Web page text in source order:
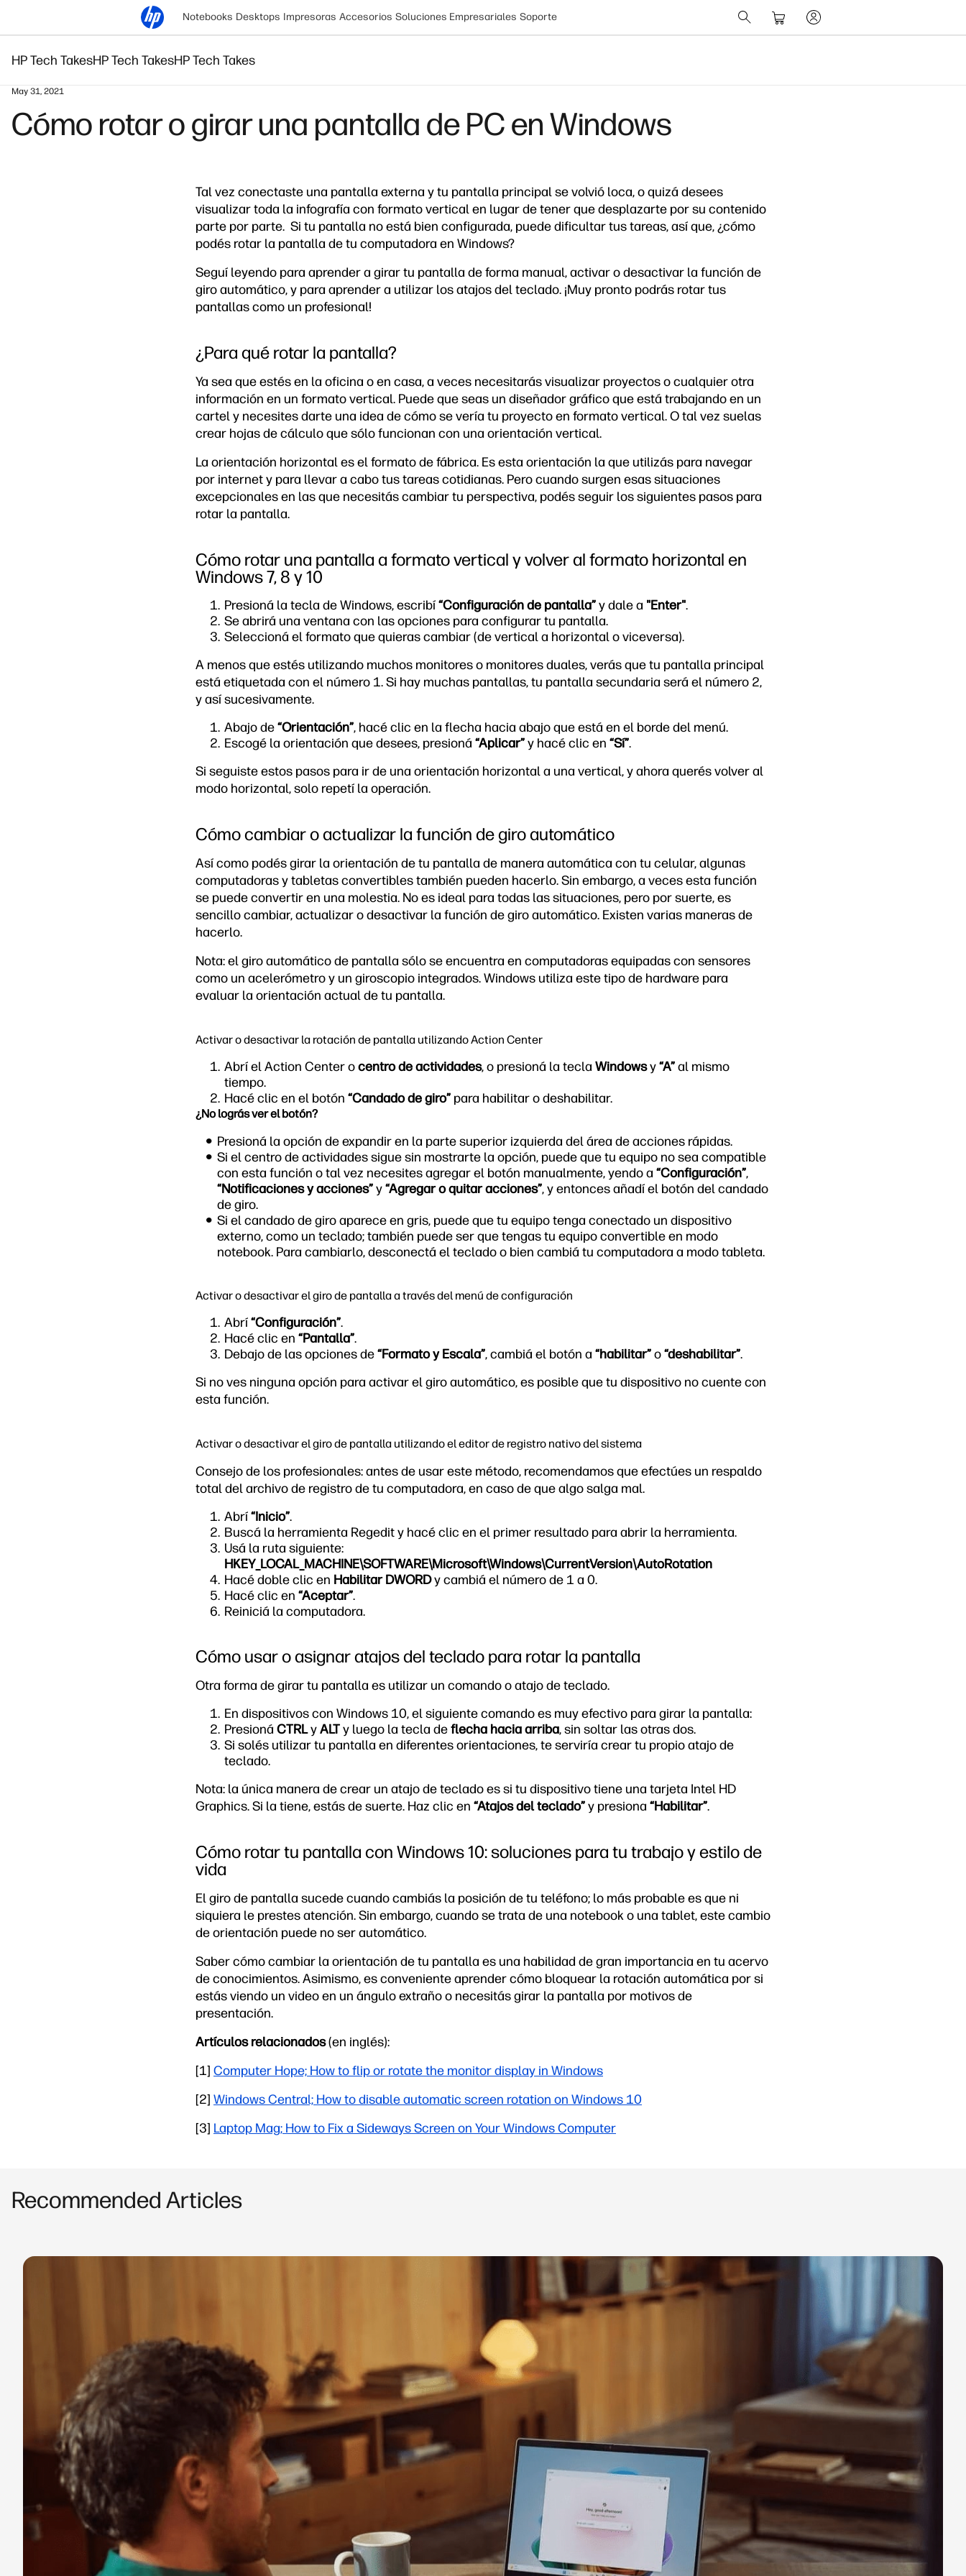
Notebooks Desktops Impresoras Accesorios Soluciones Empresariales Soporte
HP Tech TakesHP Tech TakesHP Tech Takes
May 31, 2021
Cómo rotar o girar una pantalla de PC en Windows
Tal vez conectaste una pantalla externa y tu pantalla principal se volvió loca, o quizá desees
visualizar toda la infografía con formato vertical en lugar de tener que desplazarte por su contenido
parte por parte. Si tu pantalla no está bien configurada, puede dificultar tus tareas, así que, ¿cómo
podés rotar la pantalla de tu computadora en Windows?
Seguí leyendo para aprender a girar tu pantalla de forma manual, activar o desactivar la función de
giro automático, y para aprender a utilizar los atajos del teclado. ¡Muy pronto podrás rotar tus
pantallas como un profesional!
¿Para qué rotar la pantalla?
Ya sea que estés en la oficina o en casa, a veces necesitarás visualizar proyectos o cualquier otra
información en un formato vertical. Puede que seas un diseñador gráfico que está trabajando en un
cartel y necesites darte una idea de cómo se vería tu proyecto en formato vertical. O tal vez suelas
crear hojas de cálculo que sólo funcionan con una orientación vertical.
La orientación horizontal es el formato de fábrica. Es esta orientación la que utilizás para navegar
por internet y para llevar a cabo tus tareas cotidianas. Pero cuando surgen esas situaciones
excepcionales en las que necesitás cambiar tu perspectiva, podés seguir los siguientes pasos para
rotar la pantalla.
Cómo rotar una pantalla a formato vertical y volver al formato horizontal en
Windows 7, 8 y 10
Presioná la tecla de Windows, escribí“Configuración de pantalla”y dale a "Enter".
Se abrirá una ventana con las opciones para configurar tu pantalla.
Seleccioná el formato que quieras cambiar (de vertical a horizontal o viceversa).
A menos que estés utilizando muchos monitores o monitores duales, verás que tu pantalla principal
está etiquetada con el número 1. Si hay muchas pantallas, tu pantalla secundaria será el número 2,
y así sucesivamente.
Abajo de“Orientación”, hacé clic en la flecha hacia abajo que está en el borde del menú.
Escogé la orientación que desees, presioná “Aplicar”y hacé clic en “Sí”.
Si seguiste estos pasos para ir de una orientación horizontal a una vertical, y ahora querés volver al
modo horizontal, solo repetí la operación.
Cómo cambiar o actualizar la función de giro automático
Así como podés girar la orientación de tu pantalla de manera automática con tu celular, algunas
computadoras y tabletas convertibles también pueden hacerlo. Sin embargo, a veces esta función
se puede convertir en una molestia. No es ideal para todas las situaciones, pero por suerte, es
sencillo cambiar, actualizar o desactivar la función de giro automático. Existen varias maneras de
hacerlo.
Nota: el giro automático de pantalla sólo se encuentra en computadoras equipadas con sensores
como un acelerómetro y un giroscopio integrados. Windows utiliza este tipo de hardware para
evaluar la orientación actual de tu pantalla.
Activar o desactivar la rotación de pantalla utilizando Action Center
Abrí el Action Center ocentro de actividades, o presioná la tecla Windowsy“A”al mismo
tiempo.
Hacé clic en el botón “Candado de giro” para habilitar o deshabilitar.
¿No lográs ver el botón?
Presioná la opción de expandir en la parte superior izquierda del área de acciones rápidas.
Si el centro de actividades sigue sin mostrarte la opción, puede que tu equipo no sea compatible
con esta función o tal vez necesites agregar el botón manualmente, yendo a “Configuración”,
“Notificaciones y acciones”y“Agregar o quitar acciones”, y entonces añadí el botón del candado
de giro.
Si el candado de giro aparece en gris, puede que tu equipo tenga conectado un dispositivo
externo, como un teclado; también puede ser que tengas tu equipo convertible en modo
notebook. Para cambiarlo, desconectá el teclado o bien cambiá tu computadora a modo tableta.
Activar o desactivar el giro de pantalla a través del menú de configuración
Abrí“Configuración”.
Hacé clic en “Pantalla”.
Debajo de las opciones de“Formato y Escala”, cambiá el botón a “habilitar”o“deshabilitar”.
Si no ves ninguna opción para activar el giro automático, es posible que tu dispositivo no cuente con
esta función.
Activar o desactivar el giro de pantalla utilizando el editor de registro nativo del sistema
Consejo de los profesionales: antes de usar este método, recomendamos que efectúes un respaldo
total del archivo de registro de tu computadora, en caso de que algo salga mal.
Abrí“Inicio”.
Buscá la herramienta Regedit y hacé clic en el primer resultado para abrir la herramienta.
Usá la ruta siguiente:
HKEY_LOCAL_MACHINE\SOFTWARE\Microsoft\Windows\CurrentVersion\AutoRotation
Hacé doble clic en Habilitar DWORDy cambiá el número de 1 a 0.
Hacé clic en “Aceptar”.
Reiniciá la computadora.
Cómo usar o asignar atajos del teclado para rotar la pantalla
Otra forma de girar tu pantalla es utilizar un comando o atajo de teclado.
En dispositivos con Windows 10, el siguiente comando es muy efectivo para girar la pantalla:
Presioná CTRLyALTy luego la tecla deflecha hacia arriba, sin soltar las otras dos.
Si solés utilizar tu pantalla en diferentes orientaciones, te serviría crear tu propio atajo de
teclado.
Nota: la única manera de crear un atajo de teclado es si tu dispositivo tiene una tarjeta Intel HD
Graphics. Si la tiene, estás de suerte. Haz clic en “Atajos del teclado”y presiona “Habilitar”.
Cómo rotar tu pantalla con Windows 10: soluciones para tu trabajo y estilo de
vida
El giro de pantalla sucede cuando cambiás la posición de tu teléfono; lo más probable es que ni
siquiera le prestes atención. Sin embargo, cuando se trata de una notebook o una tablet, este cambio
de orientación puede no ser automático.
Saber cómo cambiar la orientación de tu pantalla es una habilidad de gran importancia en tu acervo
de conocimientos. Asimismo, es conveniente aprender cómo bloquear la rotación automática por si
estás viendo un video en un ángulo extraño o necesitás girar la pantalla por motivos de
presentación.
Artículos relacionados(en inglés):
[1] Computer Hope; How to flip or rotate the monitor display in Windows
[2] Windows Central; How to disable automatic screen rotation on Windows 10
[3] Laptop Mag; How to Fix a Sideways Screen on Your Windows Computer
Recommended Articles